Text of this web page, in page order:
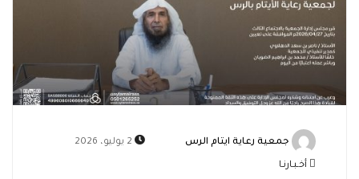
جمعية رعاية ايتام الرس
أخـبـارنـا